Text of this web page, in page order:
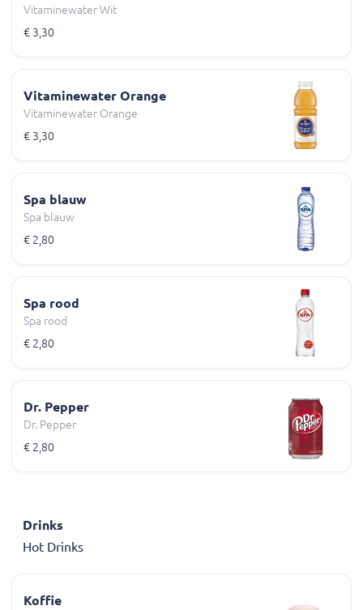
Vitaminewater Wit
€ 3,30
Vitaminewater Orange
Vitaminewater Orange
€ 3,30
Spa blauw
Spa blauw
€ 2,80
Spa rood
Spa rood
€ 2,80
Dr. Pepper
Dr. Pepper
€ 2,80
Drinks
Hot Drinks
Koffie